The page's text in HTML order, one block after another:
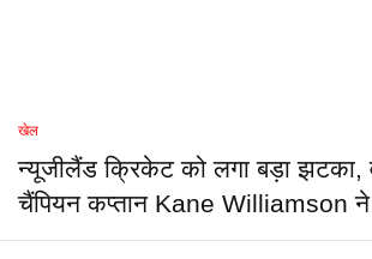
खेल
न्यूजीलैंड क्रिकेट को लगा बड़ा झटका,
चैंपियन कप्तान Kane Williamson ने